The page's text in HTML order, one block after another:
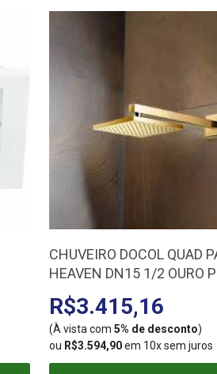
CHUVEIRO DOCOL QUAD
HEAVEN DN15 1/2 OURO
888243
R$3.415,16
(À vista com 5% de desconto)
ou R$3.594,90em 10x sem juros